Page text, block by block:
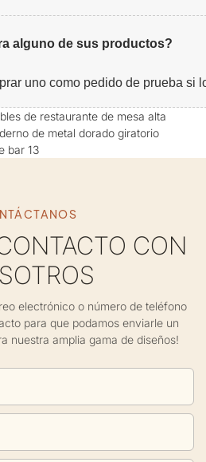
alguno de sus productos?
uno como pedido de prueba si
CON
electrónico o número de teléfono
para que podamos enviarle un
nuestra amplia gama de diseños!